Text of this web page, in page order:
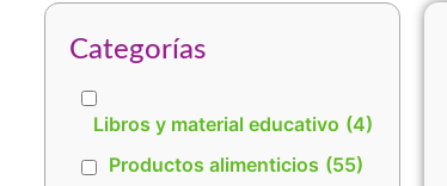
Categorías
Libros y material educativo (4)
Productos alimenticios (55)